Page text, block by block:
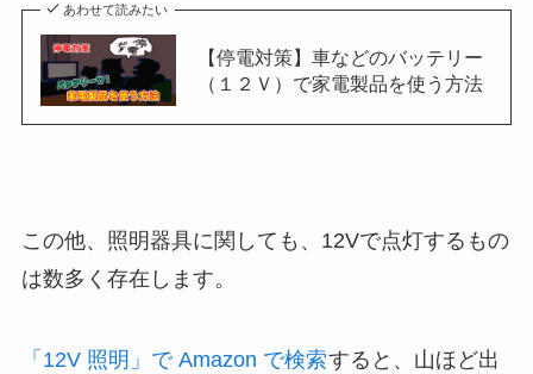
あわせて読みたい
【停電対策】車などのバッテリー
（１２Ｖ）で家電製品を使う方法
この他、照明器具に関しても、12Vで点灯するもの
は数多く存在します。
「12V 照明」で Amazon で検索すると、山ほど出